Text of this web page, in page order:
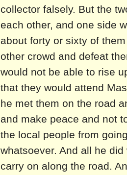
collector falsely. But the
each other, and one side
about forty or sixty of
other crowd and defeat
would not be able to rise
that they would attend
he met them on the road
and make peace and not
the local people from
whatsoever. And all he
carry on along the road.